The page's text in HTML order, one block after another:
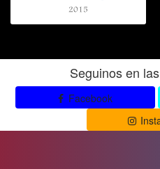
2015
Seguinos en
Facebook